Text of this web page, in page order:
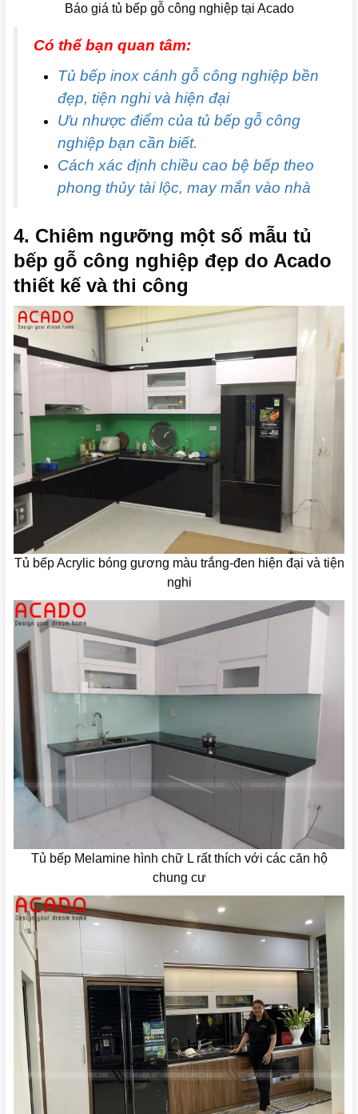
Báo giá tủ bếp gỗ công nghiệp tại Acado
Có thể bạn quan tâm:
Tủ bếp inox cánh gỗ công nghiệp bền
đẹp, tiện nghi và hiện đại
Ưu nhược điểm của tủ bếp gỗ công
nghiệp bạn cần biết.
Cách xác định chiều cao bệ bếp theo
phong thủy tài lộc, may mắn vào nhà
4. Chiêm ngưỡng một số mẫu tủ
bếp gỗ công nghiệp đẹp do Acado
thiết kế và thi công
Tủ bếp Acrylic bóng gương màu trắng-đen hiện đại và tiện
nghi
Tủ bếp Melamine hình chữ L rất thích với các căn hộ
chung cư